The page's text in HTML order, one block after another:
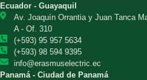
Ecuador - Guayaquil
Av. Joaquín Orrantia y Juan Tanca
A - Of. 310
(+593) 95 957 5634
(+593) 98 594 9395
info@erasmuselectric.ec
Panamá - Ciudad de Panamá